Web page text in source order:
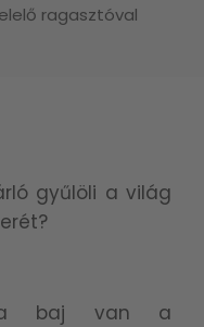
ragasztóval
gyűlöli a világ
a baj van a